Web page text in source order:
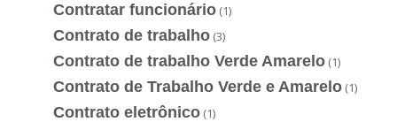
Contratar funcionário (1)
Contrato de trabalho (3)
Contrato de trabalho Verde Amarelo (1)
Contrato de Trabalho Verde e Amarelo (1)
Contrato eletrônico (1)